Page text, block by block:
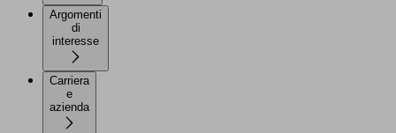
Argomenti
di
Carriera
e
azienda